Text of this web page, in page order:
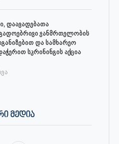
დაავადებათა
ჯანმრთელობის
და სამხარეო
სკრინინგის აქცია
ᲛᲔᲓᲘᲐ